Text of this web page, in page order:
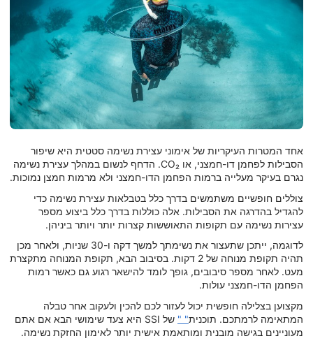
אחד המטרות העיקריות של אימוני עצירת נשימה סטטית היא שיפור
הסבילות לפחמן דו-חמצני, או CO₂. הדחף לנשום במהלך עצירת נשימה
נגרם בעיקר מעלייה ברמות הפחמן הדו-חמצני ולא מרמות חמצן נמוכות.
צוללים חופשיים משתמשים בדרך כלל בטבלאות עצירת נשימה כדי
להגדיל בהדרגה את הסבילות. אלה כוללות בדרך כלל ביצוע מספר
עצירות נשימה עם תקופות התאוששות קצרות יותר ויותר ביניהן.
לדוגמה, ייתכן שתעצור את נשימתך למשך דקה ו-30 שניות, ולאחר מכן
תהיה תקופת מנוחה של 2 דקות. בסיבוב הבא, תקופת המנוחה מתקצרת
מעט. לאחר מספר סיבובים, גופך לומד להישאר רגוע גם כאשר רמות
הפחמן הדו-חמצני עולות.
מקצוען בצלילה חופשית יכול לעזור לכם להכין ולעקוב אחר טבלה
המתאימה לרמתכם. תוכנית"
"
של SSI היא צעד שימושי הבא אם אתם
מעוניינים בגישה מובנית ומותאמת אישית יותר לאימון החזקת נשימה.